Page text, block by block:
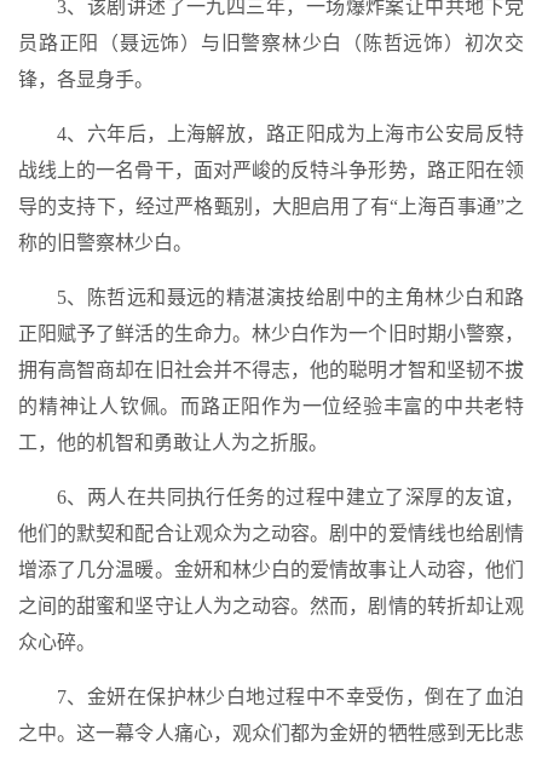
3、该剧讲述了一九四三年，一场爆炸案让中共地下党
员路正阳（聂远饰）与旧警察林少白（陈哲远饰）初次交
锋，各显身手。
4、六年后，上海解放，路正阳成为上海市公安局反特
战线上的一名骨干，面对严峻的反特斗争形势，路正阳在领
导的支持下，经过严格甄别，大胆启用了有“上海百事通”之
称的旧警察林少白。
5、陈哲远和聂远的精湛演技给剧中的主角林少白和路
正阳赋予了鲜活的生命力。林少白作为一个旧时期小警察，
拥有高智商却在旧社会并不得志，他的聪明才智和坚韧不拔
的精神让人钦佩。而路正阳作为一位经验丰富的中共老特
工，他的机智和勇敢让人为之折服。
6、两人在共同执行任务的过程中建立了深厚的友谊，
他们的默契和配合让观众为之动容。剧中的爱情线也给剧情
增添了几分温暖。金妍和林少白的爱情故事让人动容，他们
之间的甜蜜和坚守让人为之动容。然而，剧情的转折却让观
众心碎。
7、金妍在保护林少白地过程中不幸受伤，倒在了血泊
之中。这一幕令人痛心，观众们都为金妍的牺牲感到无比悲